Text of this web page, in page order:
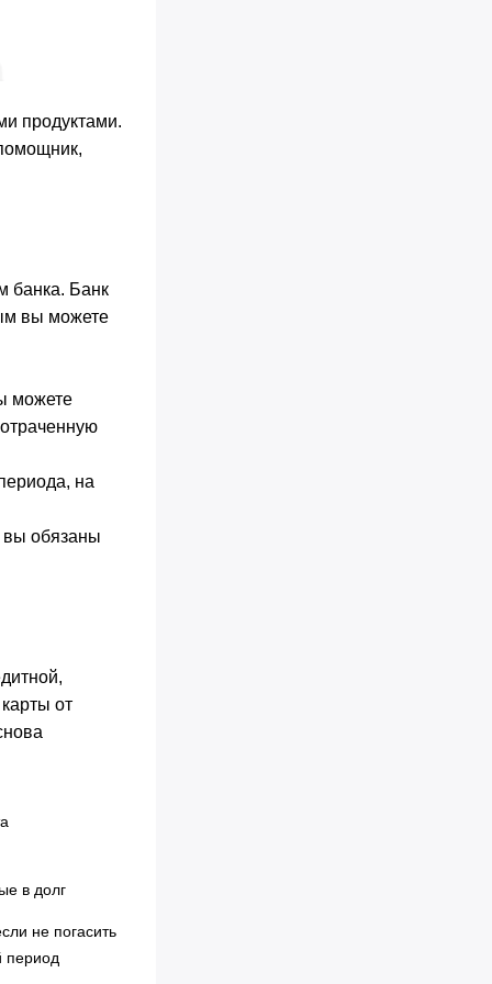
продуктами.
банка. Банк
вы можете
можете
на
вы обязаны
от
в долг
не погасить
период